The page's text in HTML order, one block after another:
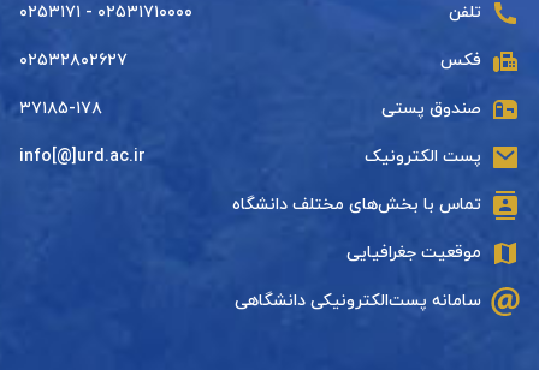
تلفن ۰۲۵۳۱۷۱۰۰۰۰ - ۰۲۵۳۱۷۱
فکس ۰۲۵۳۲۸۰۲۶۲۷
صندوق پستی ۳۷۱۸۵-۱۷۸
پست الکترونیک info[@]urd.ac.ir
تماس با بخش‌های مختلف دانشگاه
موقعیت جغرافیایی
سامانه پست‌الکترونیکی دانشگاهی